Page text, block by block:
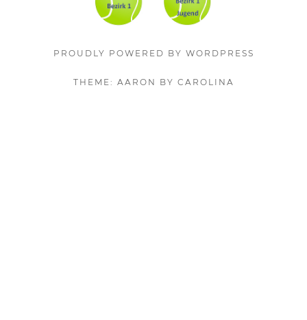
PROUDLY POWERED BY WORDPRESS
THEME: AARON BY CAROLINA